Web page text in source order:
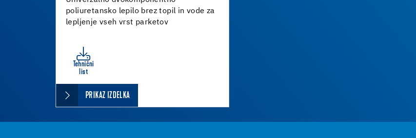
poliuretansko lepilo brez topil in vode za
lepljenje vseh vrst parketov
Tehnični
list
PRIKAZ IZDELKA